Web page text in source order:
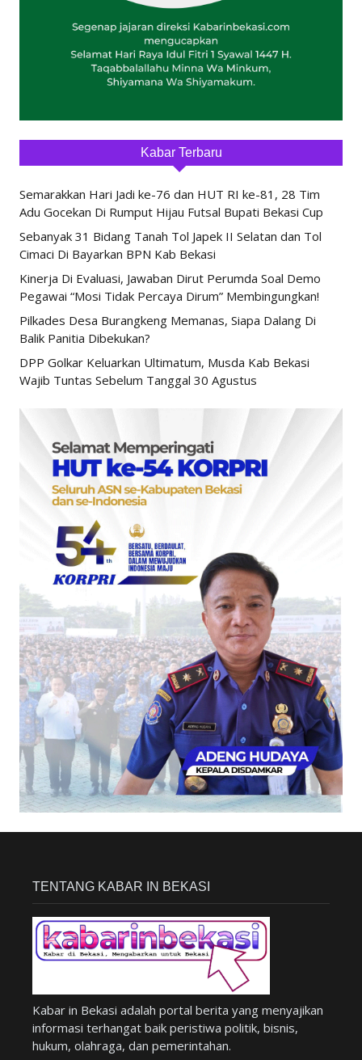
Kabar Terbaru
Semarakkan Hari Jadi ke-76 dan HUT RI ke-81, 28 Tim
Adu Gocekan Di Rumput Hijau Futsal Bupati Bekasi Cup
Sebanyak 31 Bidang Tanah Tol Japek II Selatan dan Tol
Cimaci Di Bayarkan BPN Kab Bekasi
Kinerja Di Evaluasi, Jawaban Dirut Perumda Soal Demo
Pegawai “Mosi Tidak Percaya Dirum” Membingungkan!
Pilkades Desa Burangkeng Memanas, Siapa Dalang Di
Balik Panitia Dibekukan?
DPP Golkar Keluarkan Ultimatum, Musda Kab Bekasi
Wajib Tuntas Sebelum Tanggal 30 Agustus
TENTANG KABAR IN BEKASI
Kabar in Bekasi adalah portal berita yang menyajikan
informasi terhangat baik peristiwa politik, bisnis,
hukum, olahraga, dan pemerintahan.